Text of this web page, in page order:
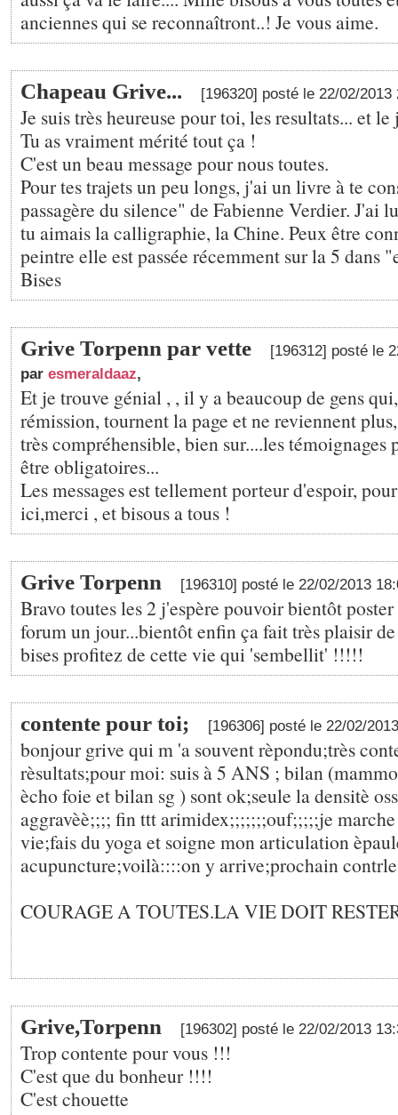
anciennes qui se reconnaîtront..! Je vous aime.
Chapeau Grive... [196320] posté le 22/02/
Je suis très heureuse pour toi, les resultats... et le
Tu as vraiment mérité tout ça !
C'est un beau message pour nous toutes.
Pour tes trajets un peu longs, j'ai un livre à te
passagère du silence" de Fabienne Verdier. J'ai
tu aimais la calligraphie, la Chine. Peux être
peintre elle est passée récemment sur la 5 dans
Bises
Grive Torpenn par vette
[196312] posté le
par esmeraldaaz,
Et je trouve génial , , il y a beaucoup de gens
rémission, tournent la page et ne reviennent
très compréhensible, bien sur....les témoignages
être obligatoires...
Les messages est tellement porteur d'espoir,
ici,merci , et bisous a tous !
Grive Torpenn [196310] posté le 22/02/2013
Bravo toutes les 2 j'espère pouvoir bientôt
forum un jour...bientôt enfin ça fait très plaisir de
bises profitez de cette vie qui 'sembellit' !!!!!
contente pour toi; [196306] posté le 22/02/
bonjour grive qui m 'a souvent rèpondu;très
rèsultats;pour moi: suis à 5 ANS ; bilan
ècho foie et bilan sg ) sont ok;seule la densitè
aggravèè;;;; fin ttt arimidex;;;;;;;ouf;;;;;je
vie;fais du yoga et soigne mon articulation
acupuncture;voilà::::on y arrive;prochain
COURAGE A TOUTES.LA VIE DOIT
Grive,Torpenn [196302] posté le 22/02/2013
Trop contente pour vous !!!
C'est que du bonheur !!!!
C'est chouette